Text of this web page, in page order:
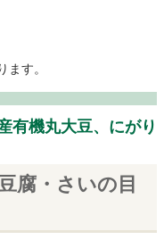
す。
有機丸大豆、にがり
腐・さいの目